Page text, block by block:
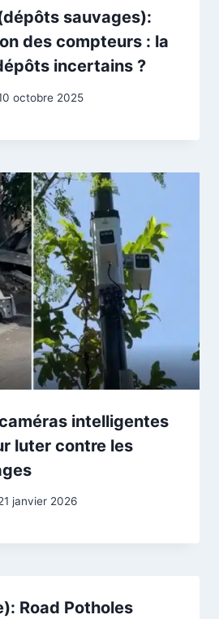
sauvages):
des compteurs : la
incertains ?
octobre 2025
intelligentes
luter contre les
janvier 2026
Road Potholes